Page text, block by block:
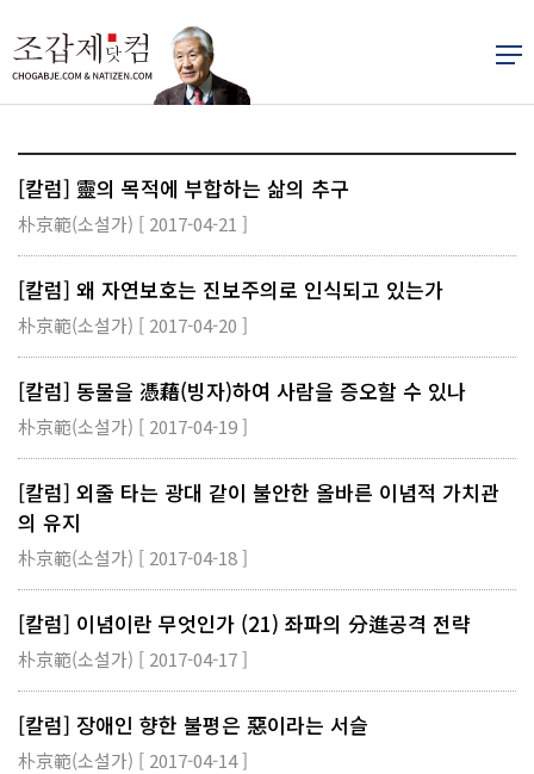
[칼럼] 靈의 목적에 부합하는 삶의 추구
朴京範(소설가) [ 2017-04-21 ]
[칼럼] 왜 자연보호는 진보주의로 인식되고 있는가
朴京範(소설가) [ 2017-04-20 ]
[칼럼] 동물을 憑藉(빙자)하여 사람을 증오할 수 있나
朴京範(소설가) [ 2017-04-19 ]
[칼럼] 외줄 타는 광대 같이 불안한 올바른 이념적 가치관
의 유지
朴京範(소설가) [ 2017-04-18 ]
[칼럼] 이념이란 무엇인가 (21) 좌파의 分進공격 전략
朴京範(소설가) [ 2017-04-17 ]
[칼럼] 장애인 향한 불평은 惡이라는 서슬
朴京範(소설가) [ 2017-04-14 ]